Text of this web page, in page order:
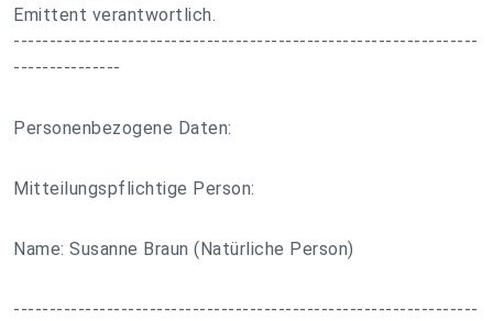
Emittent verantwortlich.
-----------------------------------------------------------------
---------------
Personenbezogene Daten:
Mitteilungspflichtige Person:
Name: Susanne Braun (Natürliche Person)
-----------------------------------------------------------------